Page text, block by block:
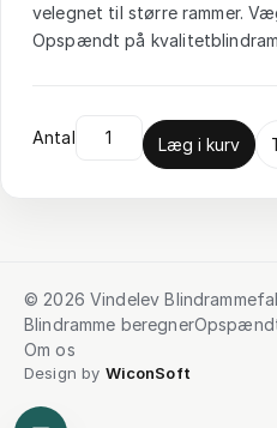
velegnet til større rammer.
Opspændt på
Antal Læg i kurv
© 2026 Vindelev
Blindramme beregner
Om os
Design by WiconSoft